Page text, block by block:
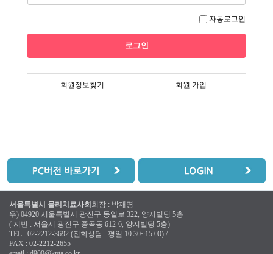
자동로그인
회원정보찾기 회원 가입
서울특별시 물리치료사회회장 : 박재명
우) 04920 서울특별시 광진구 동일로 322, 양지빌딩 5층
( 지번 : 서울시 광진구 중곡동 612-6, 양지빌딩 5층)
TEL : 02-2212-3692 (전화상담 : 평일 10:30~15:00) /
FAX : 02-2212-2655